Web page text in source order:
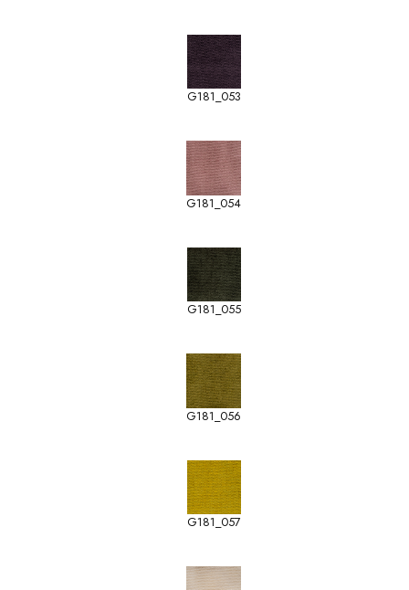
G181_053
G181_054
G181_055
G181_056
G181_057